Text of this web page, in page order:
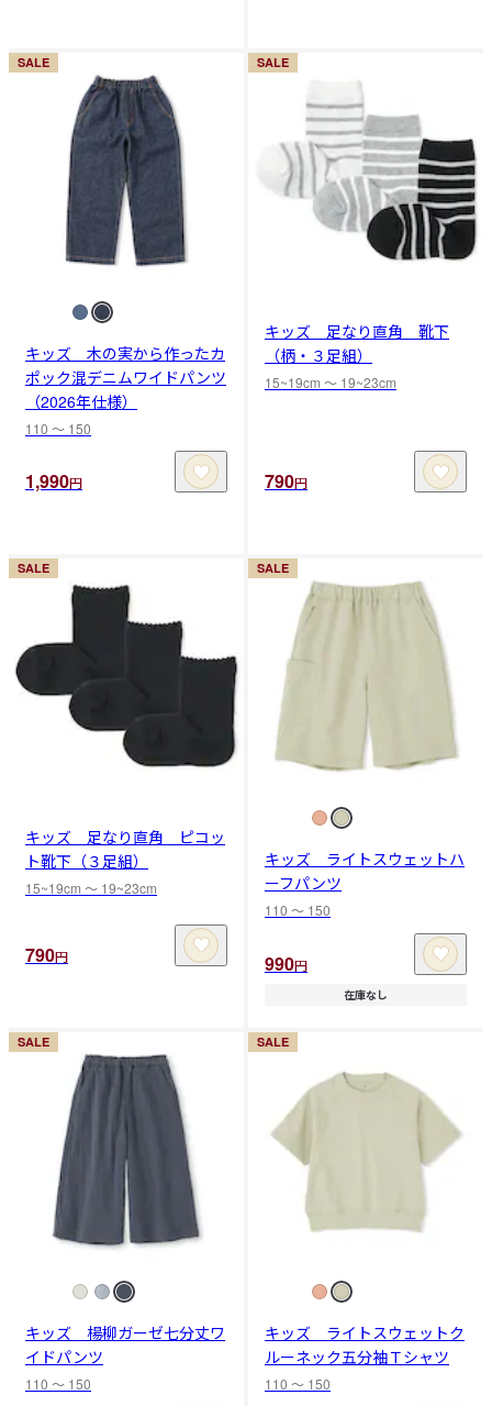
SALE
キッズ 木の実から作ったカ
ポック混デニムワイドパンツ
（2026年仕様）
110 〜 150
1,990円
SALE
キッズ 足なり直角 靴下
（柄・３足組）
15~19cm 〜 19~23cm
790円
SALE
キッズ 足なり直角 ピコッ
ト靴下（３足組）
15~19cm 〜 19~23cm
790円
SALE
キッズ ライトスウェットハ
ーフパンツ
110 〜 150
990円
在庫なし
SALE
キッズ 楊柳ガーゼ七分丈ワ
イドパンツ
110 〜 150
SALE
キッズ ライトスウェットク
ルーネック五分袖Ｔシャツ
110 〜 150